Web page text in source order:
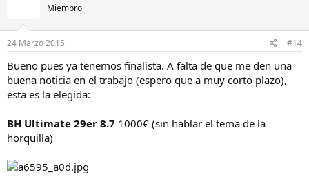
Miembro
24 Marzo 2015 #14
Bueno pues ya tenemos finalista. A falta de que me den una
buena noticia en el trabajo (espero que a muy corto plazo),
esta es la elegida:
BH Ultimate 29er 8.7 1000€ (sin hablar el tema de la
horquilla)